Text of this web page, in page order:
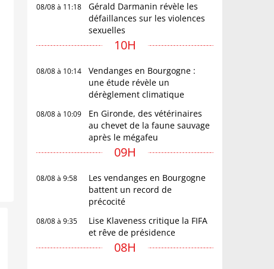
08/08 à 11:18
Gérald Darmanin révèle les
défaillances sur les violences
sexuelles
10H
08/08 à 10:14
Vendanges en Bourgogne :
une étude révèle un
dérèglement climatique
08/08 à 10:09
En Gironde, des vétérinaires
au chevet de la faune sauvage
après le mégafeu
09H
08/08 à 9:58
Les vendanges en Bourgogne
battent un record de
précocité
08/08 à 9:35
Lise Klaveness critique la FIFA
et rêve de présidence
08H